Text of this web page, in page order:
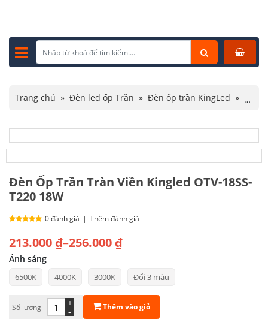
Trang chủ » Đèn led ốp Trần » Đèn ốp trần KingLed »
Đèn Ốp Trần Tràn Viền Kingled OTV-18SS-
T220 18W
0 đánh giá | Thêm đánh giá
213.000 ₫–256.000 ₫
Khoảng
giá:
từ
213.000 ₫
Ánh sáng
6500K 4000K 3000K Đổi 3 màu
Số lượng -
+ Thêm vào giỏ